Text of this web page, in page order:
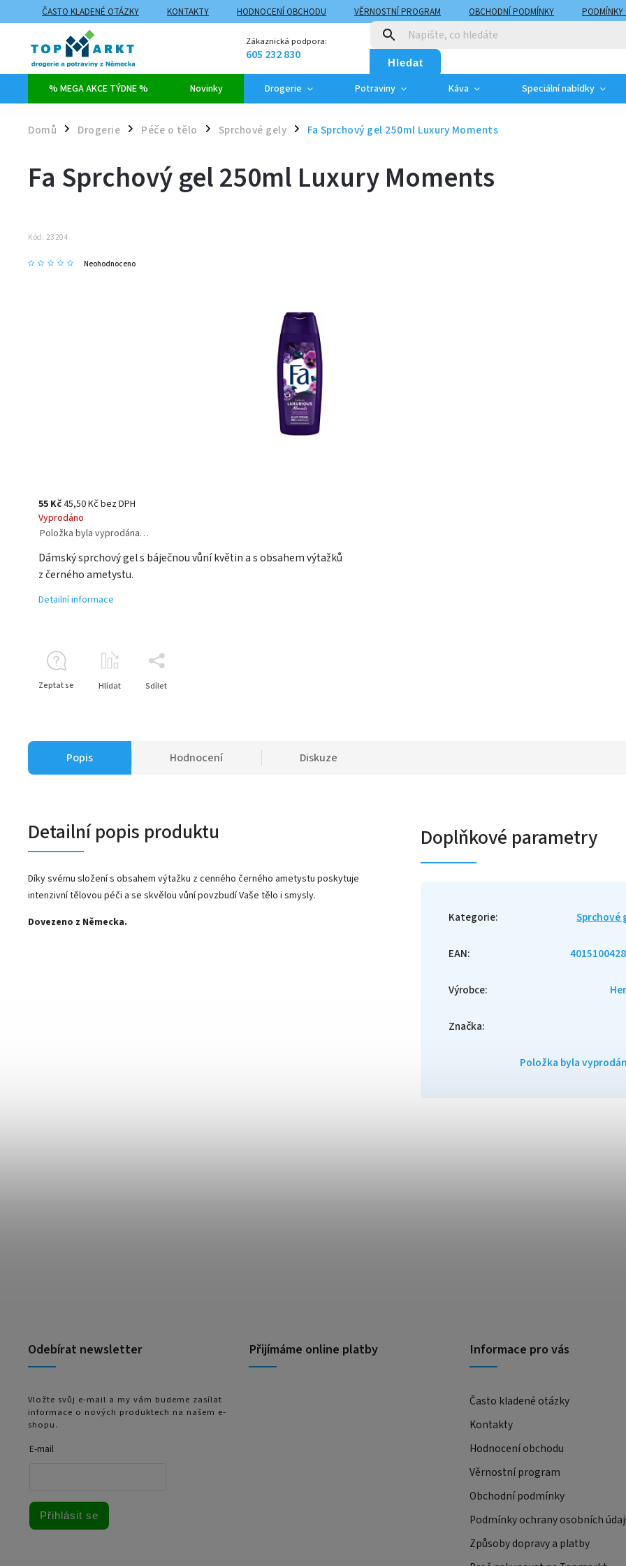
ČASTO KLADENÉ OTÁZKY KONTAKTY HODNOCENÍ OBCHODU VĚRNOSTNÍ PROGRAM OBCHODNÍ PODMÍNKY
PODMÍNKY
ZPŮSOBY DOPRAVY A PLATBY
MOJE OBJEDNÁVKA
Zákaznická podpora:
605 232 830 Hledat
% MEGA AKCE TÝDNE % Novinky Drogerie Potraviny Káva Speciální nabídky
Domů / Drogerie / Péče o tělo / Sprchové gely / Fa Sprchový gel 250ml Luxury Moments
Fa Sprchový gel 250ml Luxury Moments
Kód: 23204
Neohodnoceno
55 Kč45,50 Kč bez DPH
Vyprodáno
Položka byla vyprodána…
Dámský sprchový gel s báječnou vůní květin a s obsahem výtažků
z černého ametystu.
Detailní informace
Zeptat se Hlídat Sdílet
Popis Hodnocení Diskuze
Detailní popis produktu
Díky svému složení s obsahem výtažku z cenného černého ametystu poskytuje
intenzivní tělovou péči a se skvělou vůní povzbudí Vaše tělo i smysly.
Dovezeno z Německa.
Doplňkové parametry
Kategorie: Sprchové
EAN:
Výrobce:
Značka:
Položka byla
Odebírat newsletter
Vložte svůj e-mail a my vám budeme zasílat
informace o nových produktech na našem e-
shopu.
E-mail
Přihlásit se
Přijímáme online platby Informace pro vás
Často kladené otázky
Kontakty
Hodnocení obchodu
Věrnostní program
Obchodní podmínky
Podmínky ochrany osobních
Způsoby dopravy a platby